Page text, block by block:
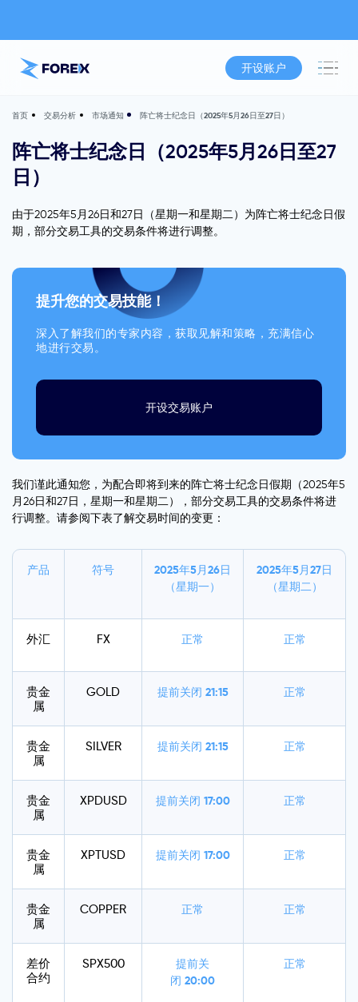
开设账户
首页 交易分析 市场通知 阵亡将士纪念日（2025年5月26日至27日）
阵亡将士纪念日（2025年5月26日至27
日）
由于2025年5月26日和27日（星期一和星期二）为阵亡将士纪念日假
期，部分交易工具的交易条件将进行调整。
提升您的交易技能！
深入了解我们的专家内容，获取见解和策略，充满信心
地进行交易。
开设交易账户
我们谨此通知您，为配合即将到来的阵亡将士纪念日假期（2025年5
月26日和27日，星期一和星期二），部分交易工具的交易条件将进
行调整。请参阅下表了解交易时间的变更：
产品 符号
2025年5月26日
（星期一）
2025年5月27日
（星期二）
外汇 FX 正常 正常
贵金
属
GOLD 提前关闭 21:15 正常
贵金
属
SILVER 提前关闭 21:15 正常
贵金
属
XPDUSD 提前关闭 17:00 正常
贵金
属
XPTUSD 提前关闭 17:00 正常
贵金
属
COPPER 正常 正常
差价
合约
SPX500
提前关
闭 20:00
正常